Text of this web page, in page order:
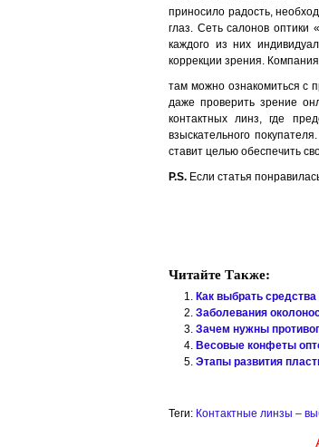
приносило радость,
глаз. Сеть салонов оптики
каждого из них
коррекции зрения.
там можно ознакомиться с
даже проверить зрение
контактных линз, где
взыскательного
ставит целью обеспечить
P.S. Если статья
Читайте Также:
Как выбрать
Заболевания
Зачем нужны
Весовые конфеты
Этапы развития
Теги: Контактные линзы –